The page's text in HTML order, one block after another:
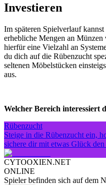
Investieren
Im späteren Spielverlauf
erhebliche Mengen an
hierfür eine Vielzahl an
du dich auf die Rübenzucht
seltenen Möbelstücken
aus.
Welcher Bereich interessiert
Rübenzucht
Steige in die Rübenzucht ein,
sichere dir mit etwas Glück
CYTOOXIEN.NET
ONLINE
Spieler befinden sich auf dem